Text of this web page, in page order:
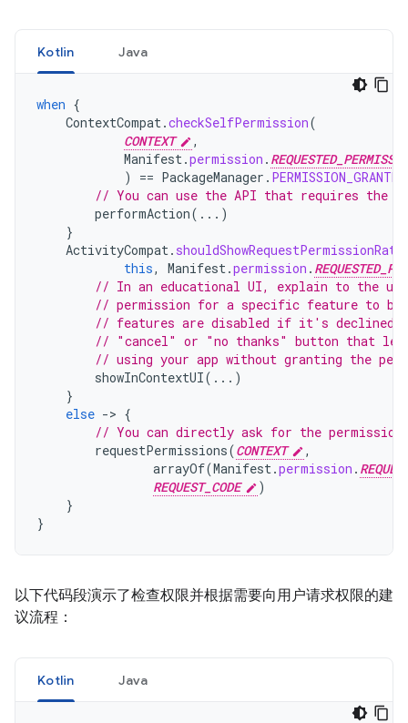
Kotlin Java
when {
ContextCompat.checkSelfPermission(
CONTEXT
,
Manifest.permission .
)
== PackageManager . PERMISSION_GRANTED
// You can use the API that requires the
performAction(...)
}
ActivityCompat.
this, Manifest.permission .
// In an educational UI, explain to the
// permission for a specific feature to
// features are disabled if it's
// "cancel" or "no thanks" button that
// using your app without granting the
showInContextUI(...)
}
else -> {
// You can directly ask for the
requestPermissions(CONTEXT
,
arrayOf(Manifest.permission .
REQUEST_CODE
)
}
}
以下代码段演示了检查权限并根据需要向用户请求权限的建
议流程：
Kotlin Java